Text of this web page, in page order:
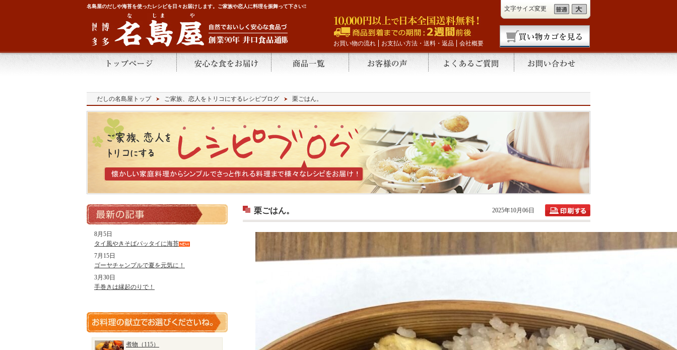
名島屋のだしや海苔を使ったレシピを日々お届けします。ご家族や恋人に料理を振舞って下さい!!
お買い物の流れ お支払い方法・送料・返品 会社概要
文字サイズ変更
だしの名島屋トップ ご家族、恋人をトリコにするレシピブログ 栗ごはん。
栗ごはん。 2025年10月06日
8月5日
タイ風やきそばパッタイに海苔
7月15日
ゴーヤチャンプルで夏を元気に！
3月30日
手巻きは縁起のりで！
煮物（115）